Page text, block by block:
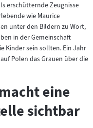
erschütternde Zeugnisse
wie Maurice
unter den Bildern zu Wort,
in der Gemeinschaft
Kinder sein sollten. Ein Jahr
Polen das Grauen über die
"
macht eine
sichtbar